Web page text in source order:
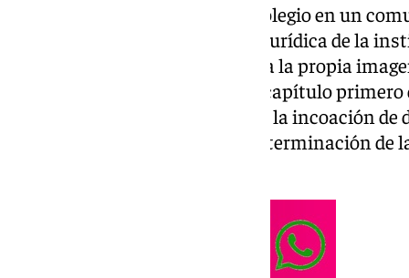
Así lo han asegurado desde el colegio en un
que en la denuncia, la asesoría jurídica de la
contra la intimidad, el derecho a la propia
de los tipificados en el título X, capítulo
ministerio fiscal que «proceda a la incoación
averiguación de los hechos y determinación